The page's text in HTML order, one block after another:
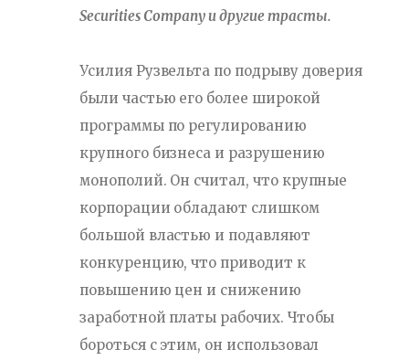
Securities Company и другие трасты.
Усилия Рузвельта по подрыву доверия
были частью его более широкой
программы по регулированию
крупного бизнеса и разрушению
монополий. Он считал, что крупные
корпорации обладают слишком
большой властью и подавляют
конкуренцию, что приводит к
повышению цен и снижению
заработной платы рабочих. Чтобы
бороться с этим, он использовал